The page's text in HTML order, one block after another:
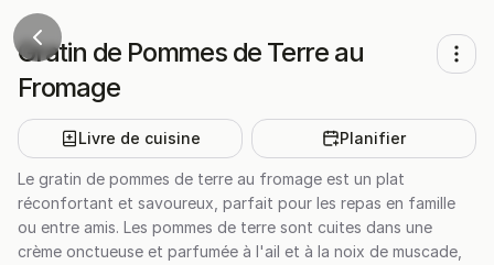
Gratin de Pommes de Terre au
Fromage
Livre de cuisine Planifier
Le gratin de pommes de terre au fromage est un plat
réconfortant et savoureux, parfait pour les repas en famille
ou entre amis. Les pommes de terre sont cuites dans une
crème onctueuse et parfumée à l'ail et à la noix de muscade,